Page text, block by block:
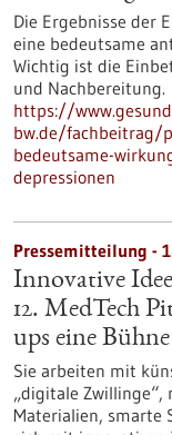
Die Ergebnisse der
eine bedeutsame
Wichtig ist die
und Nachbereitung.
https://
bw.de/fachbeitrag/
bedeutsame-
depressionen
Pressemitteilung -
Innovative
12. MedTech
ups eine Bühne
Sie arbeiten mit
„digitale
Materialien, smarte